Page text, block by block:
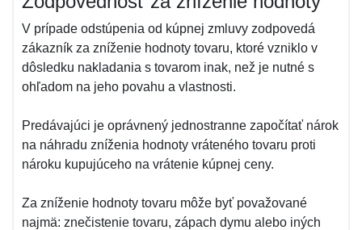
V prípade odstúpenia od kúpnej zmluvy zodpovedá
zákazník za zníženie hodnoty tovaru, ktoré vzniklo v
dôsledku nakladania s tovarom inak, než je nutné s
ohľadom na jeho povahu a vlastnosti.
Predávajúci je oprávnený jednostranne započítať nárok
na náhradu zníženia hodnoty vráteného tovaru proti
nároku kupujúceho na vrátenie kúpnej ceny.
Za zníženie hodnoty tovaru môže byť považované
najmä: znečistenie tovaru, zápach dymu alebo iných